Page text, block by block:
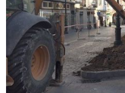
OPINIÓN
VENTANA CIUDADANA
CÓRDOBA
PROVINCIA